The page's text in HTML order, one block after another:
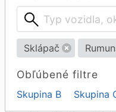
Sklápač
Obľúbené filtre
Skupina B Skupina